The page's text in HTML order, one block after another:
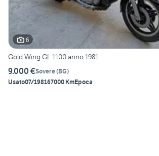
6
Gold Wing GL 1100 anno 1981
9.000 €Sovere(BG)
Usato07/198167000 KmEpoca